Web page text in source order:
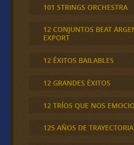
101 STRINGS ORCHESTRA
12 CONJUNTOS BEAT
EXPORT
12 ÉXITOS BAILABLES
12 GRANDES ÉXITOS
12 TRÍOS QUE NOS
125 AÑOS DE